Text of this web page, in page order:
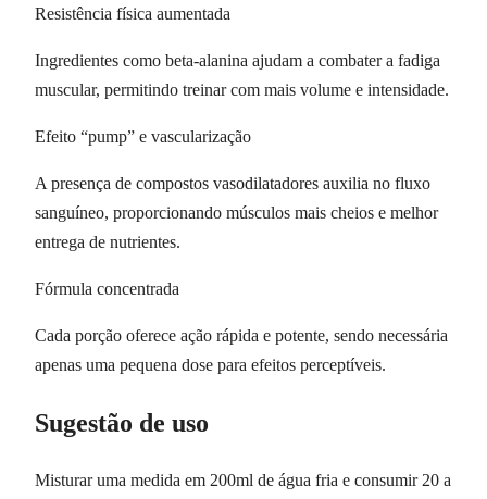
Resistência física aumentada
Ingredientes como beta-alanina ajudam a combater a fadiga
muscular, permitindo treinar com mais volume e intensidade.
Efeito “pump” e vascularização
A presença de compostos vasodilatadores auxilia no fluxo
sanguíneo, proporcionando músculos mais cheios e melhor
entrega de nutrientes.
Fórmula concentrada
Cada porção oferece ação rápida e potente, sendo necessária
apenas uma pequena dose para efeitos perceptíveis.
Sugestão de uso
Misturar uma medida em 200ml de água fria e consumir 20 a